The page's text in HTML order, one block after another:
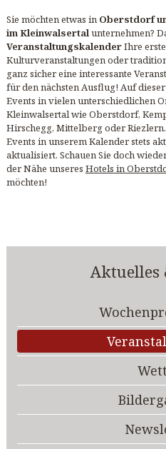
Sie möchten etwas in Oberstdorf
im Kleinwalsertalunternehmen?
VeranstaltungskalenderIhre
Kulturveranstaltungen oder
ganz sicher eine interessante
für den nächsten Ausflug! Auf
Events in vielen unterschiedlichen
Kleinwalsertal wie Oberstdorf,
Hirschegg, Mittelberg oder
Events in unserem Kalender stets
aktualisiert. Schauen Sie doch
der Nähe unseres Hotels in
möchten!
Aktuelles